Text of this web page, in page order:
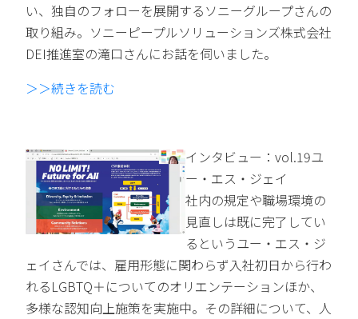
い、独自のフォローを展開するソニーグループさんの
取り組み。ソニーピープルソリューションズ株式会社
DEI推進室の滝口さんにお話を伺いました。
＞＞続きを読む
インタビュー：vol.19ユ
ー・エス・ジェイ
社内の規定や職場環境の
見直しは既に完了してい
るというユー・エス・ジ
ェイさんでは、雇用形態に関わらず入社初日から行わ
れるLGBTQ＋についてのオリエンテーションほか、
多様な認知向上施策を実施中。その詳細について、人